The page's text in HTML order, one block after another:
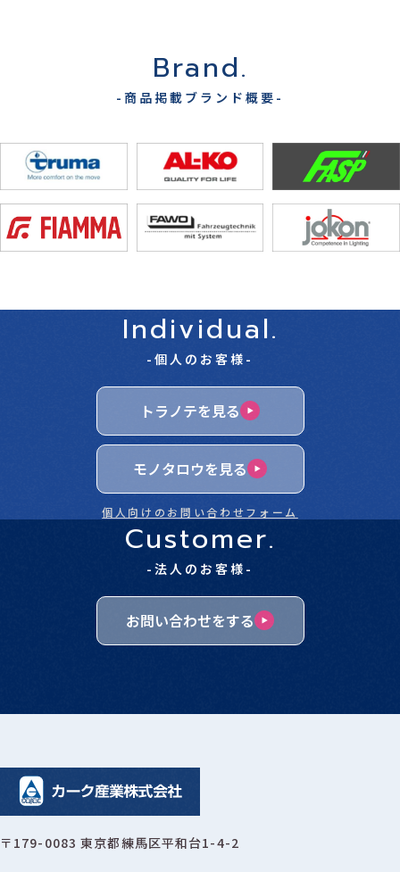
Brand.
-商品掲載ブランド概要-
Individual.
-個人のお客様-
トラノテを見る
モノタロウを見る
個人向けのお問い合わせフォーム
Customer.
-法人のお客様-
お問い合わせをする
〒179-0083 東京都練馬区平和台1-4-2